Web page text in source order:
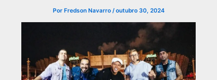
Por Fredson Navarro /outubro 30, 2024